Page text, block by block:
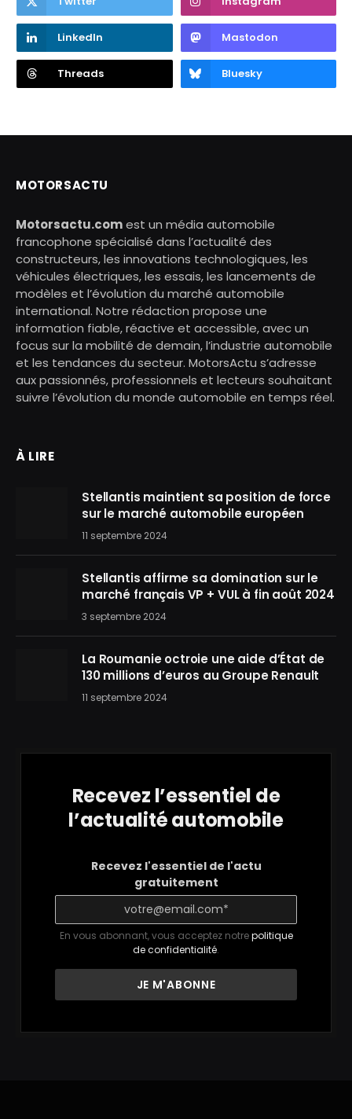
LinkedIn Mastodon
Threads Bluesky
MOTORSACTU
Motorsactu.comest un média automobile
francophone spécialisé dans l’actualité des
constructeurs, les innovations technologiques, les
véhicules électriques, les essais, les lancements de
modèles et l’évolution du marché automobile
international. Notre rédaction propose une
information fiable, réactive et accessible, avec un
focus sur la mobilité de demain, l’industrie automobile
et les tendances du secteur. MotorsActu s’adresse
aux passionnés, professionnels et lecteurs souhaitant
suivre l’évolution du monde automobile en temps réel.
À LIRE
Stellantis maintient sa position de force
sur le marché automobile européen
11 septembre 2024
Stellantis affirme sa domination sur le
marché français VP + VUL à fin août 2024
3 septembre 2024
La Roumanie octroie une aide d’État de
130 millions d’euros au Groupe Renault
11 septembre 2024
Recevez l’essentiel de
l’actualité automobile
Recevez l'essentiel de l'actu
gratuitement
En vous abonnant, vous acceptez notrepolitique
de confidentialité.